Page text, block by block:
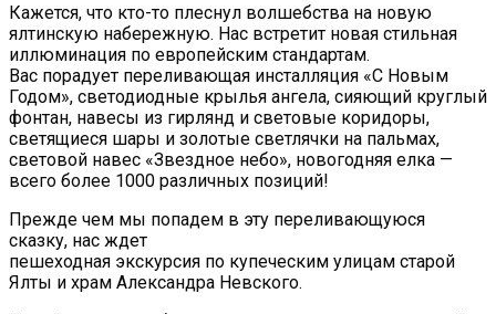
Кажется, что кто-то плеснул волшебства на новую
ялтинскую набережную. Нас встретит новая стильная
иллюминация по европейским стандартам.
Вас порадует переливающая инсталляция «С Новым
Годом», светодиодные крылья ангела, сияющий круглый
фонтан, навесы из гирлянд и световые коридоры,
светящиеся шары и золотые светлячки на пальмах,
световой навес «Звездное небо», новогодняя елка —
всего более 1000 различных позиций!
Прежде чем мы попадем в эту переливающуюся
сказку, нас ждет
пешеходная экскурсия по купеческим улицам старой
Ялты и храм Александра Невского.